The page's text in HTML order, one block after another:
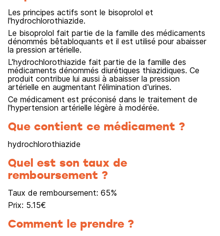
Les principes actifs sont le bisoprolol et
l'hydrochlorothiazide.
Le bisoprolol fait partie de la famille des médicaments
dénommés bêtabloquants et il est utilisé pour abaisser
la pression artérielle.
L'hydrochlorothiazide fait partie de la famille des
médicaments dénommés diurétiques thiazidiques. Ce
produit contribue lui aussi à abaisser la pression
artérielle en augmentant l'élimination d'urines.
Ce médicament est préconisé dans le traitement de
l'hypertension artérielle légère à modérée.
Que contient ce médicament ?
hydrochlorothiazide
Quel est son taux de
remboursement ?
Taux de remboursement: 65%
Prix: 5.15€
Comment le prendre ?